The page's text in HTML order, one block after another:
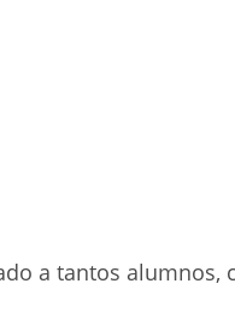
a tantos